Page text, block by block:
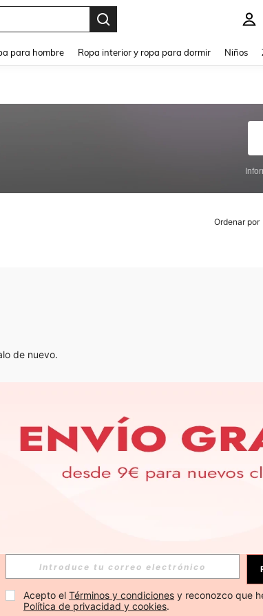
para hombre Ropa interior y ropa para dormir Niños
Ordenar por
de nuevo.
EN APP
RECIBIR OFERTAS EXCLUSIVAS, PROMOCIONES Y
Acepto el Términos y condiciones y reconozco que
Política de privacidad y cookies.